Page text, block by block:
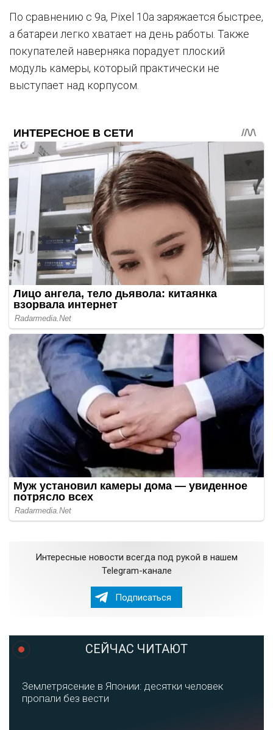
По сравнению с 9a, Pixel 10a заряжается быстрее,
а батареи легко хватает на день работы. Также
покупателей наверняка порадует плоский
модуль камеры, который практически не
выступает над корпусом.
Интересные новости всегда под рукой в нашем
Telegram-канале
Подписаться
СЕЙЧАС ЧИТАЮТ
Землетрясение в Японии: десятки человек
пропали без вести